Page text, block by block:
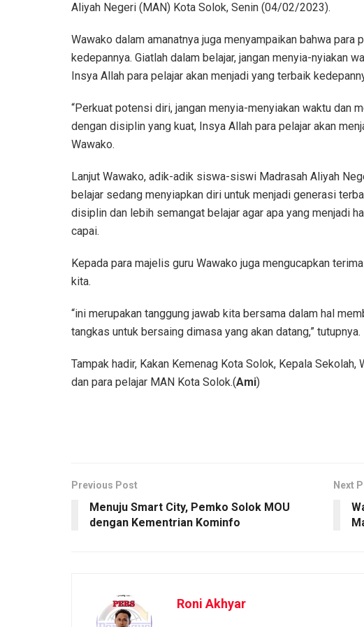
Aliyah Negeri (MAN) Kota Solok, Senin (04/02/2023).
Wawako dalam amanatnya juga menyampaikan bahwa
kedepannya. Giatlah dalam belajar, jangan menyia-nyiakan
Insya Allah para pelajar akan menjadi yang terbaik
“Perkuat potensi diri, jangan menyia-menyiakan waktu dan
dengan disiplin yang kuat, Insya Allah para pelajar akan
Wawako.
Lanjut Wawako, adik-adik siswa-siswi Madrasah Aliyah
belajar sedang menyiapkan diri untuk menjadi generasi
disiplin dan lebih semangat belajar agar apa yang menjadi
capai.
Kepada para majelis guru Wawako juga mengucapkan
kita.
“ini merupakan tanggung jawab kita bersama dalam hal
tangkas untuk bersaing dimasa yang akan datang,” tutupnya.
Tampak hadir, Kakan Kemenag Kota Solok, Kepala
dan para pelajar MAN Kota Solok.(Ami)
Previous Post
Menuju Smart City, Pemko Solok MOU
dengan Kementrian Kominfo
Next
Roni Akhyar